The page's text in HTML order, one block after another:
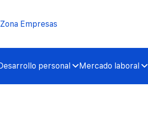
Zona Empresas
personal Mercado laboral